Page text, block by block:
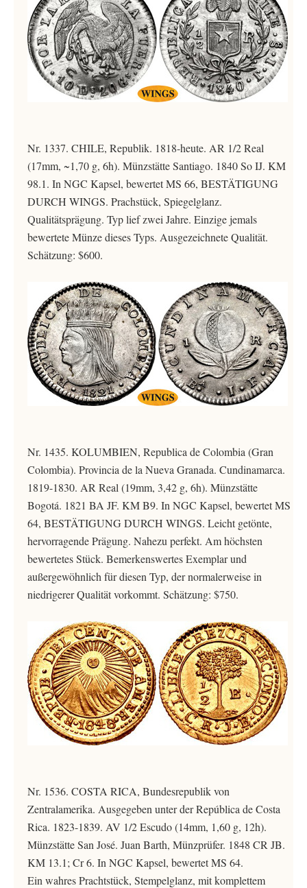
Nr. 1337. CHILE, Republik. 1818-heute. AR 1/2 Real
(17mm, ~1,70 g, 6h). Münzstätte Santiago. 1840 So IJ. KM
98.1. In NGC Kapsel, bewertet MS 66, BESTÄTIGUNG
DURCH WINGS. Prachstück, Spiegelglanz.
Qualitätsprägung. Typ lief zwei Jahre. Einzige jemals
bewertete Münze dieses Typs. Ausgezeichnete Qualität.
Schätzung: $600.
Nr. 1435. KOLUMBIEN, Republica de Colombia (Gran
Colombia). Provincia de la Nueva Granada. Cundinamarca.
1819-1830. AR Real (19mm, 3,42 g, 6h). Münzstätte
Bogotá. 1821 BA JF. KM B9. In NGC Kapsel, bewertet MS
64, BESTÄTIGUNG DURCH WINGS. Leicht getönte,
hervorragende Prägung. Nahezu perfekt. Am höchsten
bewertetes Stück. Bemerkenswertes Exemplar und
außergewöhnlich für diesen Typ, der normalerweise in
niedrigerer Qualität vorkommt. Schätzung: $750.
Nr. 1536. COSTA RICA, Bundesrepublik von
Zentralamerika. Ausgegeben unter der República de Costa
Rica. 1823-1839. AV 1/2 Escudo (14mm, 1,60 g, 12h).
Münzstätte San José. Juan Barth, Münzprüfer. 1848 CR JB.
KM 13.1; Cr 6. In NGC Kapsel, bewertet MS 64.
Ein wahres Prachtstück, Stempelglanz, mit komplettem